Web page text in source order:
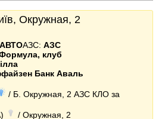
Окружная, 2
АЗС: АЗС
клуб
Банк Аваль
/ Б. Окружная, 2 АЗС КЛО за
/ Окружная, 2